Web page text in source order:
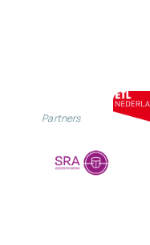
Partners